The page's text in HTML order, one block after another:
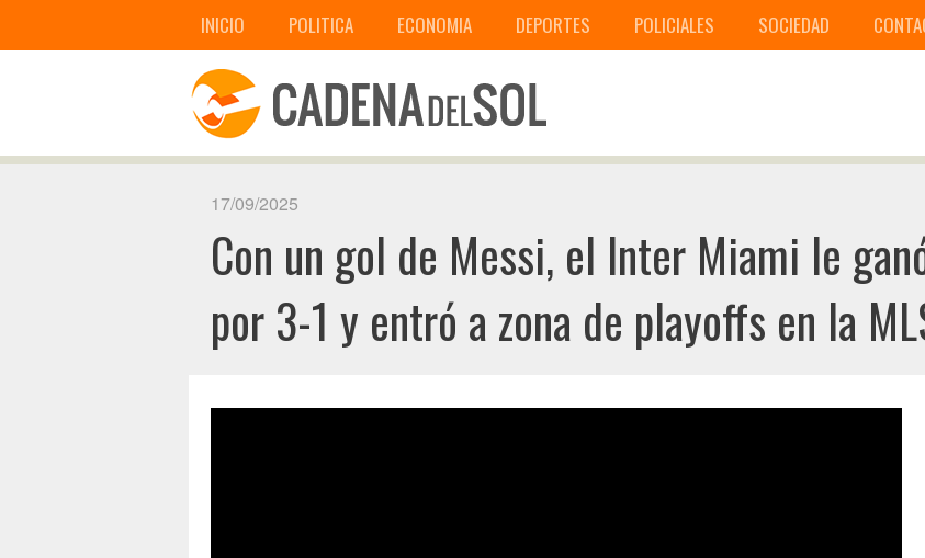
INICIO POLITICA ECONOMIA DEPORTES POLICIALES SOCIEDAD
17/09/2025
Con un gol de Messi, el Inter Miami le
por 3-1 y entró a zona de playoffs en la